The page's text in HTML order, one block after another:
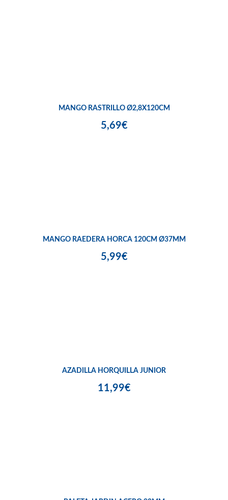
MANGO RASTRILLO Ø2,8X120CM
5,69€
MANGO RAEDERA HORCA 120CM Ø37MM
5,99€
AZADILLA HORQUILLA JUNIOR
11,99€